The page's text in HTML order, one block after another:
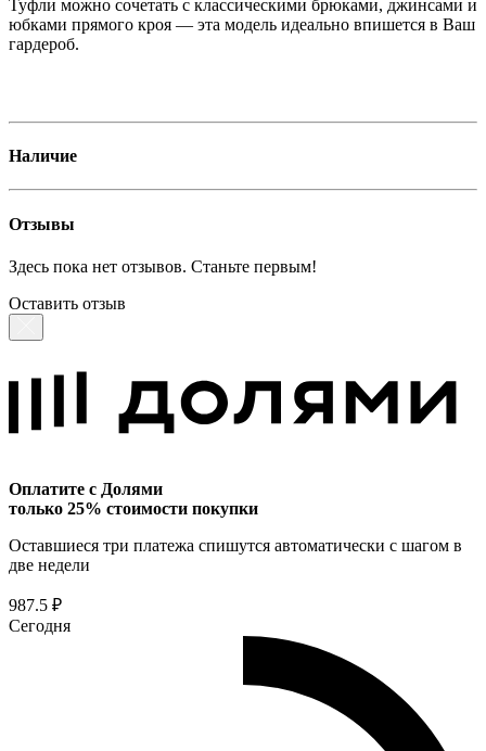
Туфли можно сочетать с классическими брюками, джинсами и
юбками прямого кроя — эта модель идеально впишется в Ваш
гардероб.
Наличие
Отзывы
Здесь пока нет отзывов. Станьте первым!
Оставить отзыв
Оплатите с Долями
только 25% стоимости покупки
Оставшиеся три платежа спишутся автоматически с шагом в
две недели
987.5 ₽
Сегодня